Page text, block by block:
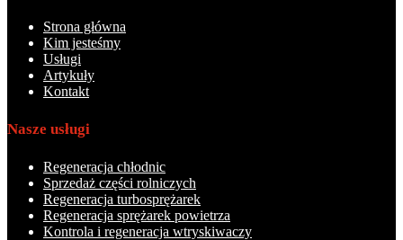
Strona główna
Kim jesteśmy
Usługi
Artykuły
Kontakt
Nasze usługi
Regeneracja chłodnic
Sprzedaż części rolniczych
Regeneracja turbosprężarek
Regeneracja sprężarek powietrza
Kontrola i regeneracja wtryskiwaczy